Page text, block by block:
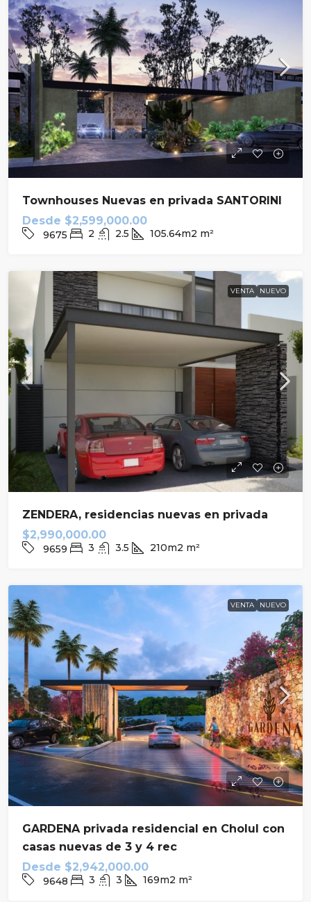
Townhouses Nuevas en privada SANTORINI
Desde $2,599,000.00
9675 2 2.5 105.64m2 m²
VENTA NUEVO
ZENDERA, residencias nuevas en privada
$2,990,000.00
9659 3 3.5 210m2 m²
VENTA NUEVO
GARDENA privada residencial en Cholul con
casas nuevas de 3 y 4 rec
Desde $2,942,000.00
9648 3 3 169m2 m²